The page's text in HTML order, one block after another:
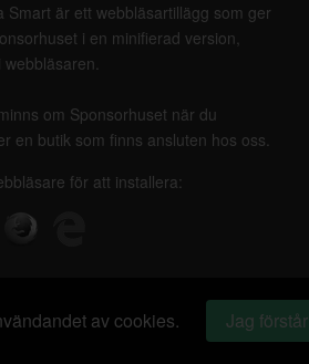
Smart är ett webbläsartillägg som ger
i en minifierad version,
webbläsaren.
om Sponsorhuset när du
en butik som finns ansluten hos oss.
för att installera:
av cookies. Jag förstår